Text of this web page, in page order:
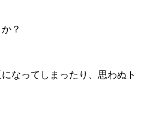
？
なってしまったり、思わぬト